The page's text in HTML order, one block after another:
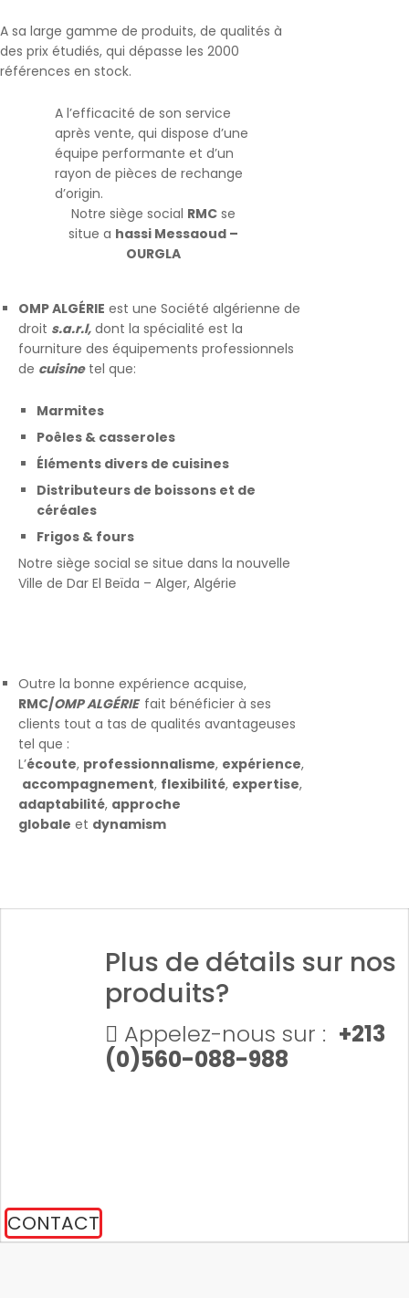
A sa large gamme de produits, de qualités à
des prix étudiés, qui dépasse les 2000
références en stock.
A l’efficacité de son service
après vente, qui dispose d’une
équipe performante et d’un
rayon de pièces de rechange
d’origin.
Notre siège social RMC se
situe a hassi Messaoud –
OURGLA
OMP ALGÉRIE est une Société algérienne de
droit s.a.r.l, dont la spécialité est la
fourniture des équipements professionnels
de cuisine tel que:
Marmites
Poêles & casseroles
Éléments divers de cuisines
Distributeurs de boissons et de
céréales
Frigos & fours
Notre siège social se situe dans la nouvelle
Ville de Dar El Beïda – Alger, Algérie
Outre la bonne expérience acquise,
RMC/OMP ALGÉRIE fait bénéficier à ses
clients tout a tas de qualités avantageuses
tel que :
L’écoute, professionnalisme, expérience,
accompagnement, flexibilité, expertise,
adaptabilité, approche
globale et dynamism
Plus de détails sur nos
produits?
Appelez-nous sur : +213
(0)560-088-988
CONTACT